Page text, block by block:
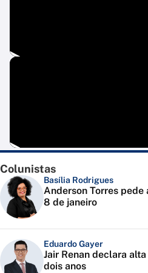
Colunistas
Basília Rodrigues
Anderson Torres pede
8 de janeiro
Eduardo Gayer
Jair Renan declara
dois anos